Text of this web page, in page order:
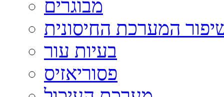
מבוגרים
המערכת החיסונית
בעיות עור
פסוריאזיס